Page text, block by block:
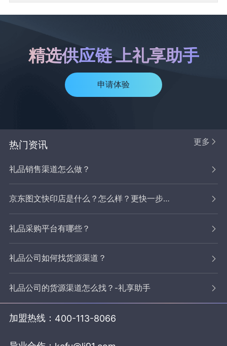
精选供应链 上礼享助手
申请体验
热门资讯 更多
礼品销售渠道怎么做？
京东图文快印店是什么？怎么样？更快一步拓宽业务，抢占市场
礼品采购平台有哪些？
礼品公司如何找货源渠道？
礼品公司的货源渠道怎么找？-礼享助手
加盟热线： 400-113-8066